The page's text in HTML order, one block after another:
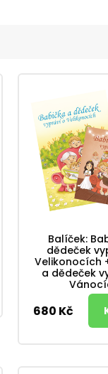
Balíček:
dědeček
Velikonocích
a dědeček
680 Kč